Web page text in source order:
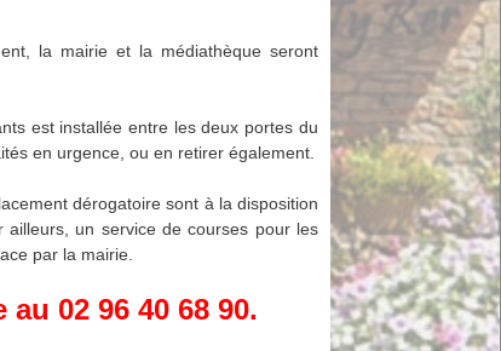
la mairie et la médiathèque seront
est installée entre les deux portes du
en urgence, ou en retirer également.
dérogatoire sont à la disposition
ailleurs, un service de courses pour les
par la mairie.
02 96 40 68 90.